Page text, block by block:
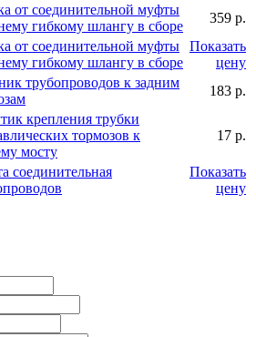
от соединительной муфты
гибкому шлангу в сборе
359 р.
от соединительной муфты
гибкому шлангу в сборе
Показать
цену
трубопроводов к задним
183 р.
крепления трубки
тормозов к
мосту
17 р.
соединительная
Показать
цену